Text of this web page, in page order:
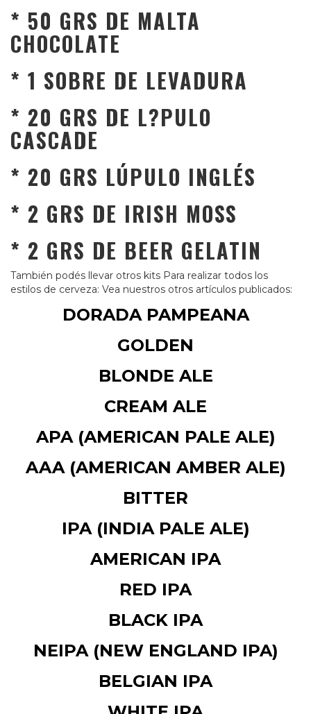
* 50 GRS DE MALTA
CHOCOLATE
* 1 SOBRE DE LEVADURA
* 20 GRS DE L?PULO
CASCADE
* 20 GRS LÚPULO INGLÉS
* 2 GRS DE IRISH MOSS
* 2 GRS DE BEER GELATIN
También podés llevar otros kits Para realizar todos los
estilos de cerveza: Vea nuestros otros artículos publicados:
DORADA PAMPEANA
GOLDEN
BLONDE ALE
CREAM ALE
APA (AMERICAN PALE ALE)
AAA (AMERICAN AMBER ALE)
BITTER
IPA (INDIA PALE ALE)
AMERICAN IPA
RED IPA
BLACK IPA
NEIPA (NEW ENGLAND IPA)
BELGIAN IPA